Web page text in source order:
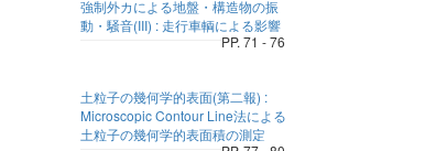
強制外カによる地盤・構造物の振
動・騒音(III) : 走行車輌による影響
PP. 71 - 76
土粒子の幾何学的表面(第二報) :
Microscopic Contour Line法による
土粒子の幾何学的表面積の測定